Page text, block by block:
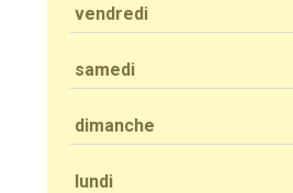
vendredi
samedi
dimanche
lundi